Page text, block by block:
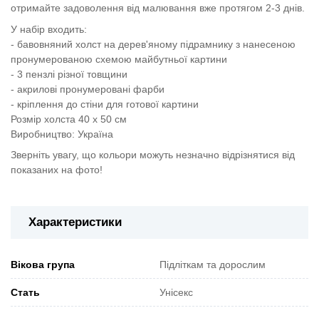
отримайте задоволення від малювання вже протягом 2-3 днів.
У набір входить:
- бавовняний холст на дерев'яному підрамнику з нанесеною
пронумерованою схемою майбутньої картини
- 3 пензлі різної товщини
- акрилові пронумеровані фарби
- кріплення до стіни для готової картини
Розмір холста 40 х 50 см
Виробництво: Україна
Зверніть увагу, що кольори можуть незначно відрізнятися від
показаних на фото!
Характеристики
Вікова група Підліткам та дорослим
Стать Унісекс